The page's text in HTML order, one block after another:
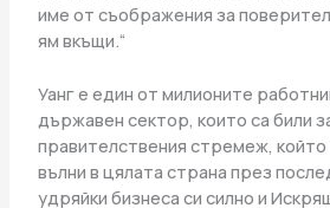
име от съображения за
ям вкъщи.“
Уанг е един от милионите
държавен сектор, които са били
правителствения стремеж,
вълни в цялата страна през
удряйки бизнеса си силно и